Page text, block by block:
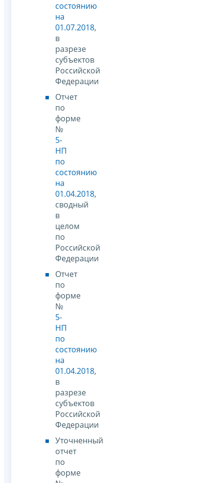
состоянию
на
01.07.2018,
в
разрезе
субъектов
Российской
Федерации
Отчет
по
форме
№
5-
НП
по
состоянию
на
01.04.2018,
сводный
в
целом
по
Российской
Федерации
Отчет
по
форме
№
5-
НП
по
состоянию
на
01.04.2018,
в
разрезе
субъектов
Российской
Федерации
Уточненный
отчет
по
форме